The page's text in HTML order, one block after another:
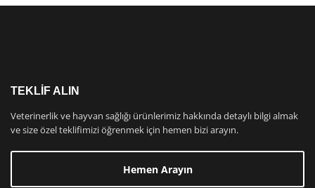
TEKLİF ALIN
Veterinerlik ve hayvan sağlığı ürünlerimiz hakkında detaylı bilgi almak
ve size özel teklifimizi öğrenmek için hemen bizi arayın.
Hemen Arayın